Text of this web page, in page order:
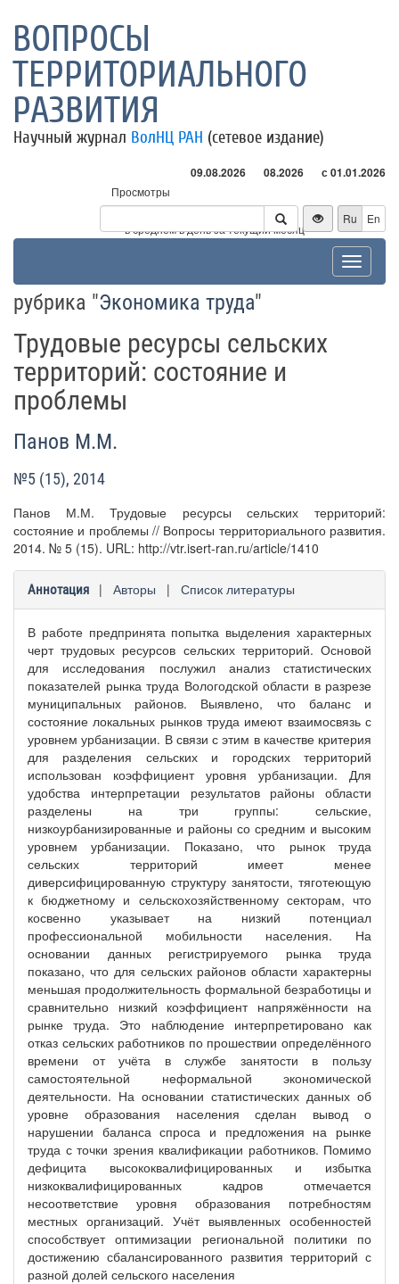
ВОПРОСЫ
ТЕРРИТОРИАЛЬНОГО
РАЗВИТИЯ
Научный журнал ВолНЦ РАН (сетевое издание)
09.08.2026 08.2026 с 01.01.2026
Просмотры
Посетители
* - в среднем в день за текущий месяц
Ru En
Toggle
рубрика "Экономика труда"
Трудовые ресурсы сельских
территорий: состояние и
проблемы
Панов М.М.
№5 (15), 2014
Панов М.М. Трудовые ресурсы сельских территорий:
состояние и проблемы // Вопросы территориального развития.
2014. № 5 (15). URL: http://vtr.isert-ran.ru/article/1410
Аннотация | Авторы | Список литературы
В работе предпринята попытка выделения характерных
черт трудовых ресурсов сельских территорий. Основой
для исследования послужил анализ статистических
показателей рынка труда Вологодской области в разрезе
муниципальных районов. Выявлено, что баланс и
состояние локальных рынков труда имеют взаимосвязь с
уровнем урбанизации. В связи с этим в качестве критерия
для разделения сельских и городских территорий
использован коэффициент уровня урбанизации. Для
удобства интерпретации результатов районы области
разделены на три группы: сельские,
низкоурбанизированные и районы со средним и высоким
уровнем урбанизации. Показано, что рынок труда
сельских территорий имеет менее
диверсифицированную структуру занятости, тяготеющую
к бюджетному и сельскохозяйственному секторам, что
косвенно указывает на низкий потенциал
профессиональной мобильности населения. На
основании данных регистрируемого рынка труда
показано, что для сельских районов области характерны
меньшая продолжительность формальной безработицы и
сравнительно низкий коэффициент напряжённости на
рынке труда. Это наблюдение интерпретировано как
отказ сельских работников по прошествии определённого
времени от учёта в службе занятости в пользу
самостоятельной неформальной экономической
деятельности. На основании статистических данных об
уровне образования населения сделан вывод о
нарушении баланса спроса и предложения на рынке
труда с точки зрения квалификации работников. Помимо
дефицита высококвалифицированных и избытка
низкоквалифицированных кадров отмечается
несоответствие уровня образования потребностям
местных организаций. Учёт выявленных особенностей
способствует оптимизации региональной политики по
достижению сбалансированного развития территорий с
разной долей сельского населения